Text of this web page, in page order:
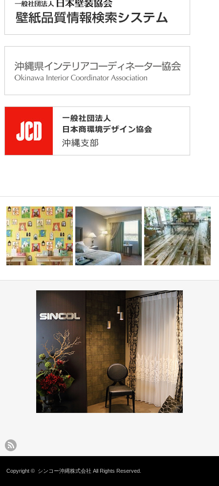
住宅(コーディネート集)
ホテル(コーディネート集)
ショップ・飲食店(コーデ
Copyright © シンコー沖縄株式会社 All Rights Reserved.